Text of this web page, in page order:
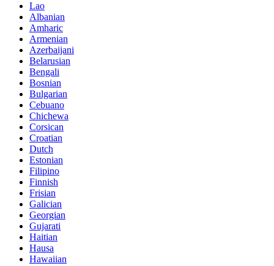
Lao
Albanian
Amharic
Armenian
Azerbaijani
Belarusian
Bengali
Bosnian
Bulgarian
Cebuano
Chichewa
Corsican
Croatian
Dutch
Estonian
Filipino
Finnish
Frisian
Galician
Georgian
Gujarati
Haitian
Hausa
Hawaiian